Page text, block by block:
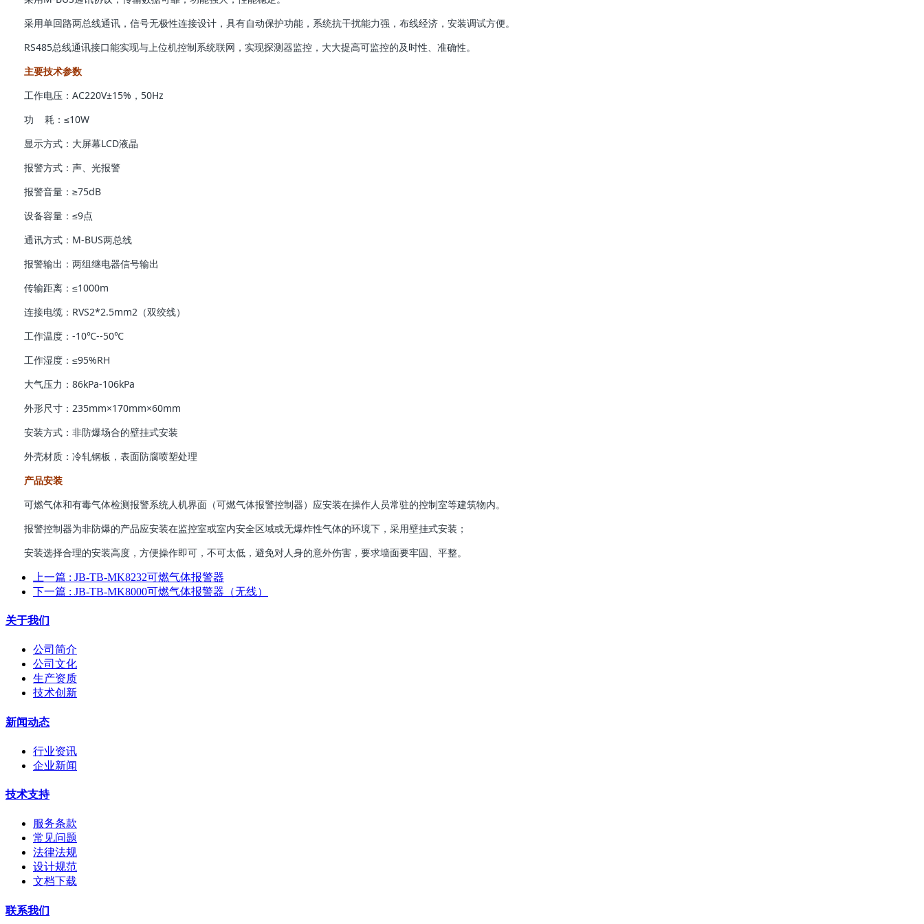
采用单回路两总线通讯，信号无极性连接设计，具有自动保护功能，系统抗干扰能力强，布线经济，安装调试方便。
RS485总线通讯接口能实现与上位机控制系统联网，实现探测器监控，大大提高可监控的及时性、准确性。
主要技术参数
工作电压：AC220V±15%，50Hz
功 耗：≤10W
显示方式：大屏幕LCD液晶
报警方式：声、光报警
报警音量：≥75dB
设备容量：≤9点
通讯方式：M-BUS两总线
报警输出：两组继电器信号输出
传输距离：≤1000m
连接电缆：RVS2*2.5mm2（双绞线）
工作温度：-10℃--50℃
工作湿度：≤95%RH
大气压力：86kPa-106kPa
外形尺寸：235mm×170mm×60mm
安装方式：非防爆场合的壁挂式安装
外壳材质：冷轧钢板，表面防腐喷塑处理
产品安装
可燃气体和有毒气体检测报警系统人机界面（可燃气体报警控制器）应安装在操作人员常驻的控制室等建筑物内。
报警控制器为非防爆的产品应安装在监控室或室内安全区域或无爆炸性气体的环境下，采用壁挂式安装；
安装选择合理的安装高度，方便操作即可，不可太低，避免对人身的意外伤害，要求墙面要牢固、平整。
上一篇 : JB-TB-MK8232可燃气体报警器
下一篇 : JB-TB-MK8000可燃气体报警器（无线）
关于我们
公司简介
公司文化
生产资质
技术创新
新闻动态
行业资讯
企业新闻
技术支持
服务条款
常见问题
法律法规
设计规范
文档下载
联系我们